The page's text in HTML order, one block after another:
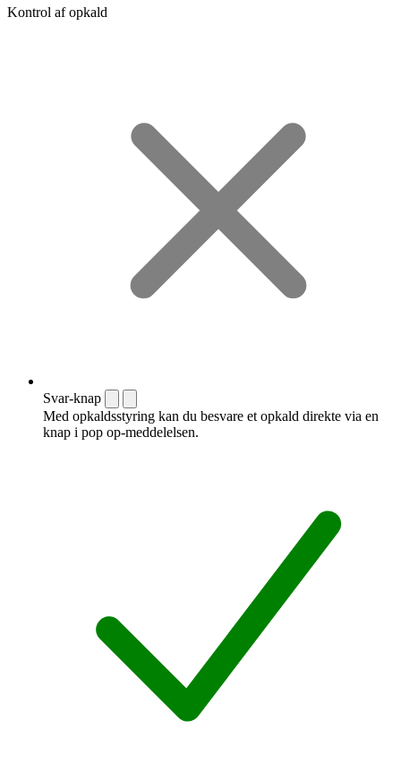
Kontrol af opkald
Svar-knap
Med opkaldsstyring kan du besvare et opkald direkte via en
knap i pop op-meddelelsen.